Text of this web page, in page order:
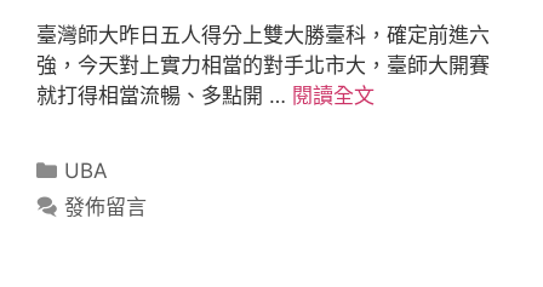
臺灣師大昨日五人得分上雙大勝臺科，確定前進六
強，今天對上實力相當的對手北市大，臺師大開賽
就打得相當流暢、多點開 … 閱讀全文
UBA
發佈留言